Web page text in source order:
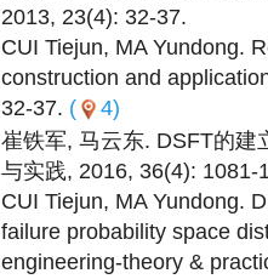
2013, 23(4): 32-37.
CUI Tiejun, MA Yundong.
construction and
32-37. ( 4)
崔铁军, 马云东. DSFT的建
与实践, 2016, 36(4): 1081-
CUI Tiejun, MA Yundong.
failure probability space
engineering-theory &